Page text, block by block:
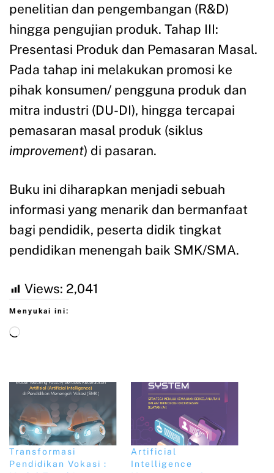
penelitian dan pengembangan (R&D)
hingga pengujian produk. Tahap III:
Presentasi Produk dan Pemasaran Masal.
Pada tahap ini melakukan promosi ke
pihak konsumen/ pengguna produk dan
mitra industri (DU-DI), hingga tercapai
pemasaran masal produk (siklus
improvement) di pasaran.
Buku ini diharapkan menjadi sebuah
informasi yang menarik dan bermanfaat
bagi pendidik, peserta didik tingkat
pendidikan menengah baik SMK/SMA.
Views: 2,041
Menyukai ini:
Transformasi
Pendidikan Vokasi :
Artificial
Intelligence